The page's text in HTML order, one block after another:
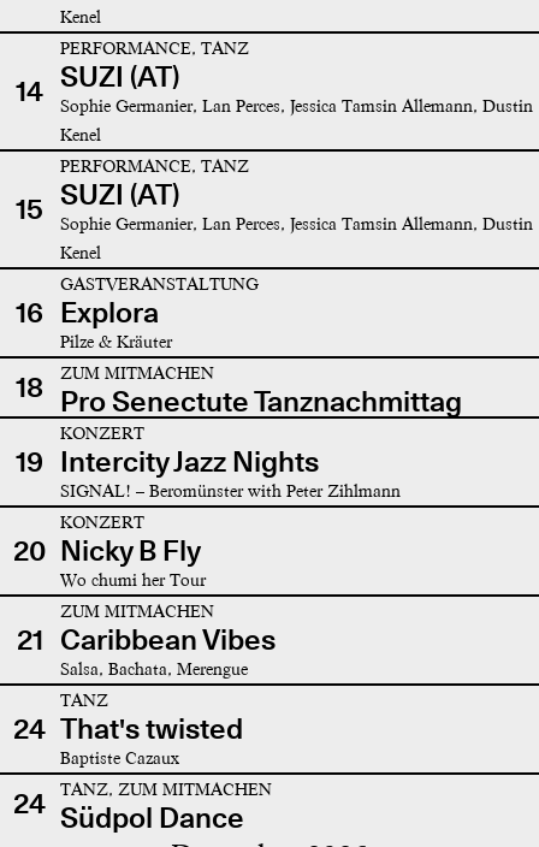
Kenel
14
PERFORMANCE, TANZ
SUZI (AT)
Sophie Germanier, Lan Perces, Jessica Tamsin Allemann, Dustin
Kenel
15
PERFORMANCE, TANZ
SUZI (AT)
Sophie Germanier, Lan Perces, Jessica Tamsin Allemann, Dustin
Kenel
16
GASTVERANSTALTUNG
Explora
Pilze & Kräuter
18 ZUM MITMACHEN
Pro Senectute Tanznachmittag
19
KONZERT
Intercity Jazz Nights
SIGNAL! – Beromünster with Peter Zihlmann
20
KONZERT
Nicky B Fly
Wo chumi her Tour
21
ZUM MITMACHEN
Caribbean Vibes
Salsa, Bachata, Merengue
24
TANZ
That's twisted
Baptiste Cazaux
24 TANZ, ZUM MITMACHEN
Südpol Dance